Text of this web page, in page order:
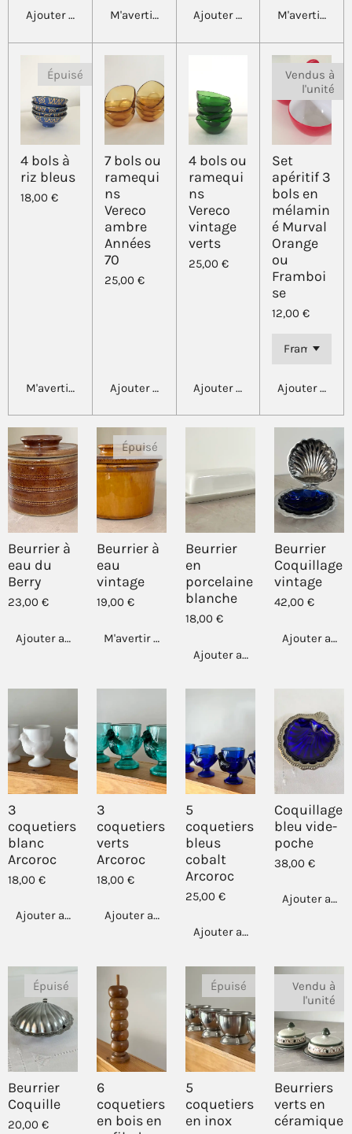
Ajouter au panierM'avertir si disponibleAjouter au panierM'avertir si
Épuisé
4 bols à
riz bleus
18,00 €
M'avertir si disponible
7 bols ou
ramequi
ns
Vereco
ambre
Années
70
25,00 €
Ajouter au panier
4 bols ou
ramequi
ns
Vereco
vintage
verts
25,00 €
Ajouter au panier
Vendus à
l'unité
Set
apéritif 3
bols en
mélamin
é Murval
Orange
ou
Framboi
se
12,00 €
Ajouter au
Beurrier à
eau du
Berry
23,00 €
Ajouter au panier
Épuisé
Beurrier à
eau
vintage
19,00 €
M'avertir si disponible
Beurrier
en
porcelaine
blanche
18,00 €
Ajouter au panier
Beurrier
Coquillage
vintage
42,00 €
Ajouter au
3
coquetiers
blanc
Arcoroc
18,00 €
Ajouter au panier
3
coquetiers
verts
Arcoroc
18,00 €
Ajouter au panier
5
coquetiers
bleus
cobalt
Arcoroc
25,00 €
Ajouter au panier
Coquillage
bleu vide-
poche
38,00 €
Ajouter au
Épuisé
Beurrier
Coquille
20,00 €
6
coquetiers
en bois en
Épuisé
5
coquetiers
en inox
Vendu à
l'unité
Beurriers
verts en
céramique